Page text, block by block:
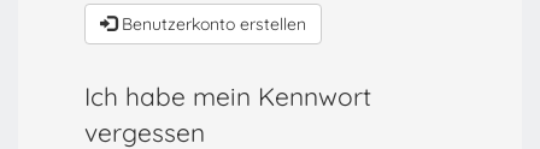
Benutzerkonto erstellen
Ich habe mein Kennwort
vergessen